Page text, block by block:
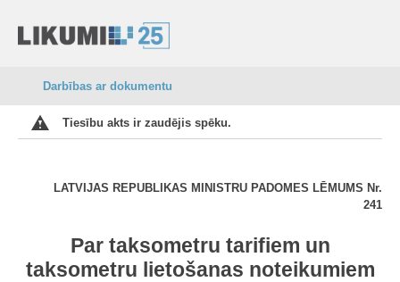
Darbības ar dokumentu
Tiesību akts ir zaudējis spēku.
LATVIJAS REPUBLIKAS MINISTRU PADOMES LĒMUMS Nr.
241
Par taksometru tarifiem un
taksometru lietošanas noteikumiem